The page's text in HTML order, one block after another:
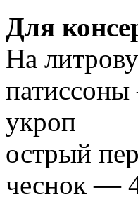
Для
На
укроп
острый
чеснок —